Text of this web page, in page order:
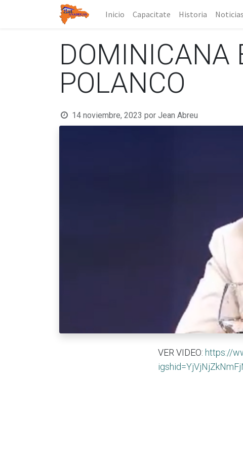
Inicio Capacitate Historia Noticias
DOMINICANA
POLANCO
14 noviembre, 2023 por Jean Abreu
VER VIDEO: https://